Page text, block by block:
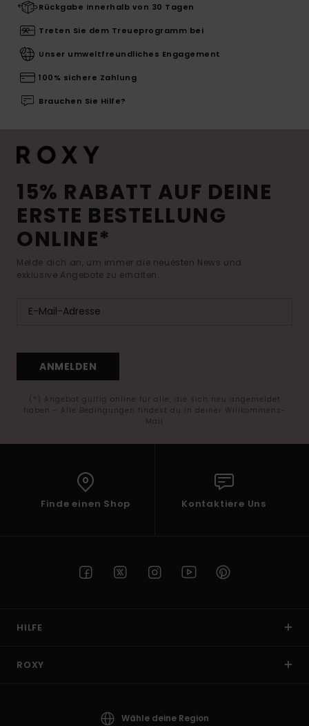
Rückgabe innerhalb von 30 Tagen
Treten Sie dem Treueprogramm bei
Unser umweltfreundliches Engagement
100% sichere Zahlung
Brauchen Sie Hilfe?
15% RABATT AUF DEINE
ERSTE BESTELLUNG
ONLINE*
Melde dich an, um immer die neuesten News und
exklusive Angebote zu erhalten.
ANMELDEN
(*) Angebot gültig online für alle, die sich neu angemeldet
haben - Alle Bedingungen findest du in deiner Willkommens-
Mail
Finde einen Shop Kontaktiere Uns
HILFE
ROXY
Wähle deine Region